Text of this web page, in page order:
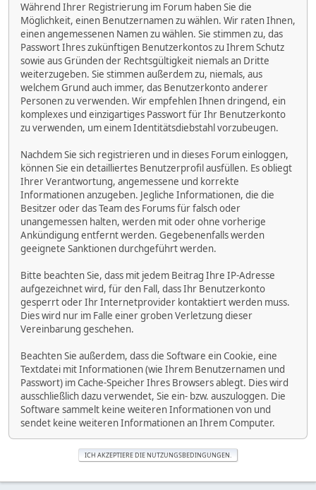
Während Ihrer Registrierung im Forum haben Sie die
Möglichkeit, einen Benutzernamen zu wählen. Wir raten Ihnen,
einen angemessenen Namen zu wählen. Sie stimmen zu, das
Passwort Ihres zukünftigen Benutzerkontos zu Ihrem Schutz
sowie aus Gründen der Rechtsgültigkeit niemals an Dritte
weiterzugeben. Sie stimmen außerdem zu, niemals, aus
welchem Grund auch immer, das Benutzerkonto anderer
Personen zu verwenden. Wir empfehlen Ihnen dringend, ein
komplexes und einzigartiges Passwort für Ihr Benutzerkonto
zu verwenden, um einem Identitätsdiebstahl vorzubeugen.
Nachdem Sie sich registrieren und in dieses Forum einloggen,
können Sie ein detailliertes Benutzerprofil ausfüllen. Es obliegt
Ihrer Verantwortung, angemessene und korrekte
Informationen anzugeben. Jegliche Informationen, die die
Besitzer oder das Team des Forums für falsch oder
unangemessen halten, werden mit oder ohne vorherige
Ankündigung entfernt werden. Gegebenenfalls werden
geeignete Sanktionen durchgeführt werden.
Bitte beachten Sie, dass mit jedem Beitrag Ihre IP-Adresse
aufgezeichnet wird, für den Fall, dass Ihr Benutzerkonto
gesperrt oder Ihr Internetprovider kontaktiert werden muss.
Dies wird nur im Falle einer groben Verletzung dieser
Vereinbarung geschehen.
Beachten Sie außerdem, dass die Software ein Cookie, eine
Textdatei mit Informationen (wie Ihrem Benutzernamen und
Passwort) im Cache-Speicher Ihres Browsers ablegt. Dies wird
ausschließlich dazu verwendet, Sie ein- bzw. auszuloggen. Die
Software sammelt keine weiteren Informationen von und
sendet keine weiteren Informationen an Ihrem Computer.